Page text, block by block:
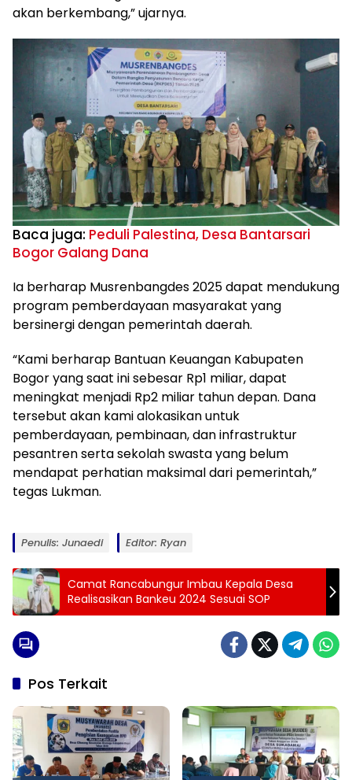
akan berkembang,” ujarnya.
Baca juga: Peduli Palestina, Desa Bantarsari
Bogor Galang Dana
Ia berharap Musrenbangdes 2025 dapat mendukung
program pemberdayaan masyarakat yang
bersinergi dengan pemerintah daerah.
“Kami berharap Bantuan Keuangan Kabupaten
Bogor yang saat ini sebesar Rp1 miliar, dapat
meningkat menjadi Rp2 miliar tahun depan. Dana
tersebut akan kami alokasikan untuk
pemberdayaan, pembinaan, dan infrastruktur
pesantren serta sekolah swasta yang belum
mendapat perhatian maksimal dari pemerintah,”
tegas Lukman.
Penulis: Junaedi Editor: Ryan
Camat Rancabungur Imbau Kepala Desa
Realisasikan Bankeu 2024 Sesuai SOP
Pos Terkait